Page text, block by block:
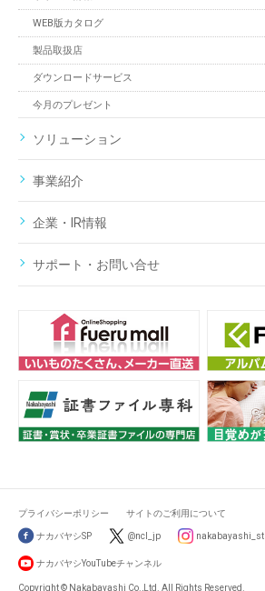
WEB版カタログ
製品取扱店
ダウンロードサービス
今月のプレゼント
ソリューション
事業紹介
企業・IR情報
サポート・お問い合せ
プライバシーポリシー サイトのご利用について
ナカバヤシSP @ncl_jp nakabayashi_st
ナカバヤシYouTubeチャンネル
Copyright © Nakabayashi Co.,Ltd. All Rights Reserved.